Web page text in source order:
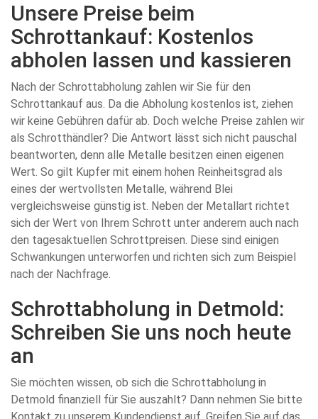
Unsere Preise beim
Schrottankauf: Kostenlos
abholen lassen und kassieren
Nach der Schrottabholung zahlen wir Sie für den
Schrottankauf aus. Da die Abholung kostenlos ist, ziehen
wir keine Gebühren dafür ab. Doch welche Preise zahlen wir
als Schrotthändler? Die Antwort lässt sich nicht pauschal
beantworten, denn alle Metalle besitzen einen eigenen
Wert. So gilt Kupfer mit einem hohen Reinheitsgrad als
eines der wertvollsten Metalle, während Blei
vergleichsweise günstig ist. Neben der Metallart richtet
sich der Wert von Ihrem Schrott unter anderem auch nach
den tagesaktuellen Schrottpreisen. Diese sind einigen
Schwankungen unterworfen und richten sich zum Beispiel
nach der Nachfrage.
Schrottabholung in Detmold:
Schreiben Sie uns noch heute
an
Sie möchten wissen, ob sich die Schrottabholung in
Detmold finanziell für Sie auszahlt? Dann nehmen Sie bitte